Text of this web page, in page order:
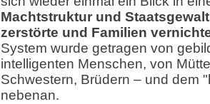
Machtstruktur und
zerstörte und Familien
System wurde getragen von
intelligenten Menschen, von
Schwestern, Brüdern – und dem
nebenan.